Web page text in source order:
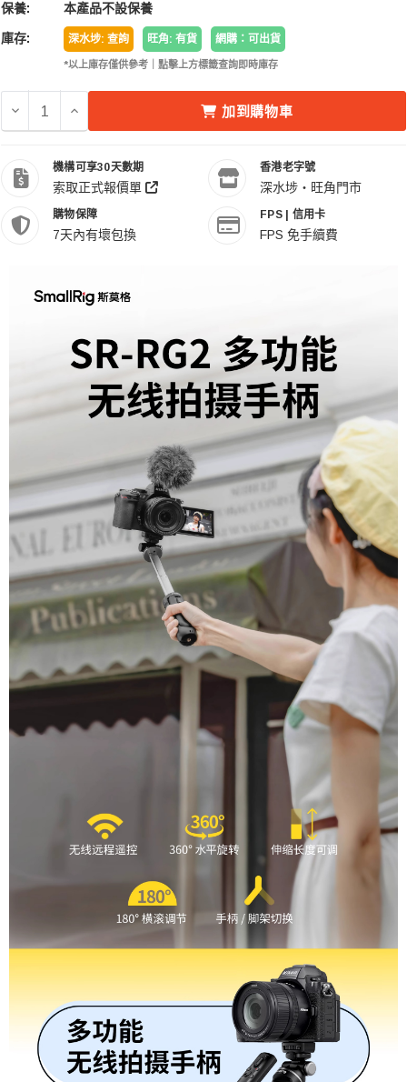
保養: 本產品不設保養
庫存: 深水埗: 查詢 旺角: 有貨 網購：可出貨
*以上庫存僅供參考｜點擊上方標籤查詢即時庫存
減少 SMALLRIG 4551 SR-RG2 MULTIFUNCTIONAL
增加 SMALLRIG 4551 SR-RG2
加到購物車
機構可享30天數期
索取正式報價單
香港老字號
深水埗・旺角門市
購物保障
7天內有壞包換
FPS | 信用卡
FPS 免手續費